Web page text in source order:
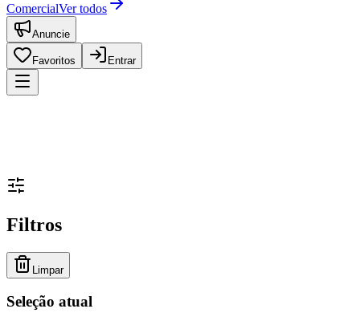
ComercialVer todos
Anuncie
Favoritos Entrar
Filtros
Limpar
Seleção atual